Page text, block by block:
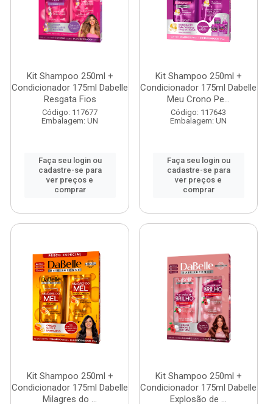
Kit Shampoo 250ml +
Condicionador 175ml Dabelle
Resgata Fios
Código: 117677
Embalagem: UN
Faça seu login ou
cadastre-se para
ver preços e
comprar
Kit Shampoo 250ml +
Condicionador 175ml Dabelle
Meu Crono Pe...
Código: 117643
Embalagem: UN
Faça seu login ou
cadastre-se para
ver preços e
comprar
Kit Shampoo 250ml +
Condicionador 175ml Dabelle
Milagres do ...
Kit Shampoo 250ml +
Condicionador 175ml Dabelle
Explosão de ...